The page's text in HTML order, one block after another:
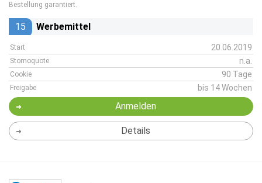
Bestellung garantiert.
15 Werbemittel
Start 20.06.2019
Stornoquote n.a.
Cookie 90 Tage
Freigabe bis 14 Wochen
Anmelden
Details